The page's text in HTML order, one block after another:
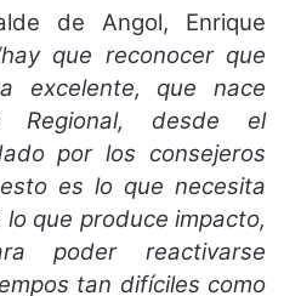
de Angol, Enrique
que reconocer que
excelente, que nace
Regional, desde el
por los consejeros
es lo que necesita
que produce impacto,
poder reactivarse
tan difíciles como